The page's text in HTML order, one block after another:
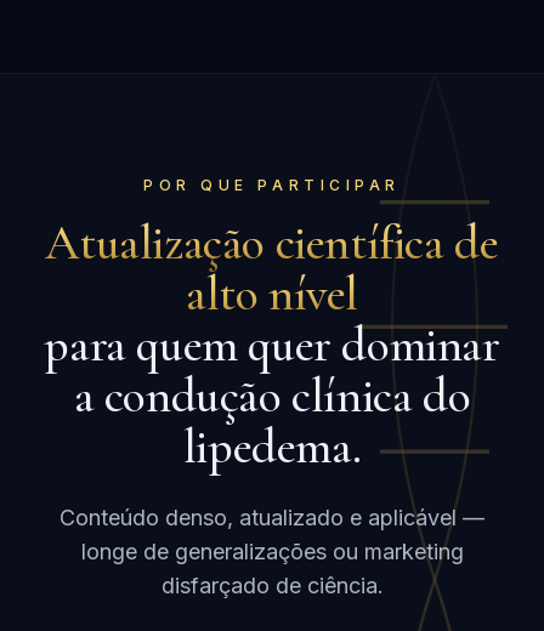
POR QUE PARTICIPAR
Atualização científica de
alto nível
para quem quer dominar
a condução clínica do
lipedema.
Conteúdo denso, atualizado e aplicável —
longe de generalizações ou marketing
disfarçado de ciência.